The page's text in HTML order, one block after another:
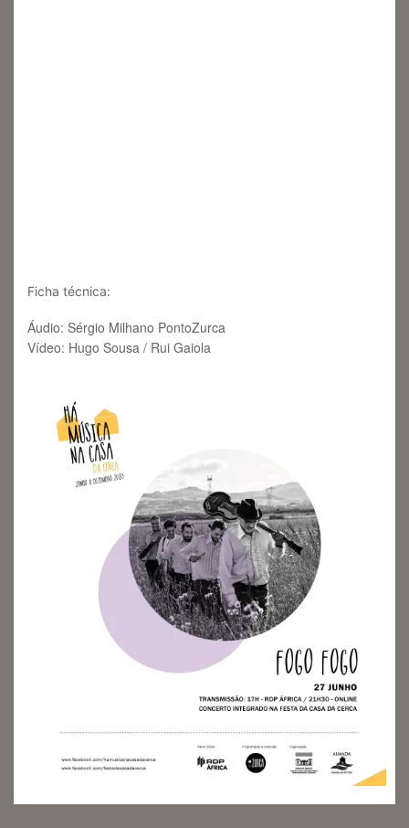
Ficha técnica:
Áudio: Sérgio Milhano PontoZurca
Vídeo: Hugo Sousa / Rui Gaiola